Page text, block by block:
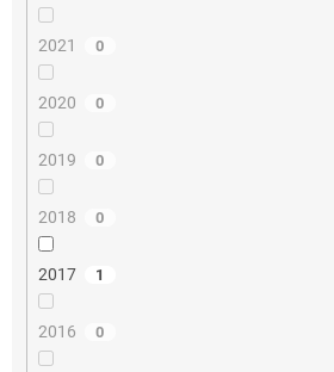
2021 0
2020 0
2019 0
2018 0
2017 1
2016 0